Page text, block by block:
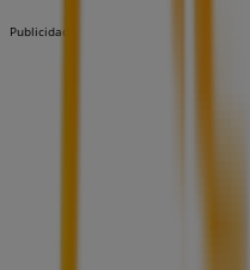
Publicidad